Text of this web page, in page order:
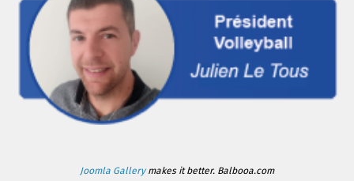
Joomla Gallerymakes it better. Balbooa.com